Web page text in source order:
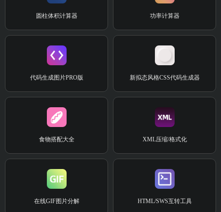
圆柱体积计算器 功率计算器
代码生成图片PRO版 新拟态风格CSS代码生成器
食物搭配大全 XML压缩/格式化
在线GIF图片分解 HTML/SWS互转工具